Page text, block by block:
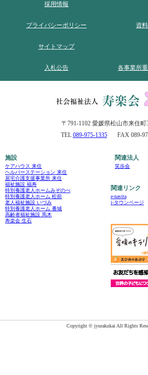
採用情報
プライバシーポリシー 資
サイトマップ
入札公告 各事業所
〒791-1102 愛媛県松山市来住町
TEL 089-975-1335 FAX 089-
施設
ケアハウス 来住
ヘルパーステーション 来住
居宅介護支援事業所 来住
福祉施設 福寿
特別養護老人ホームみぞのべ
特別養護老人ホーム 松前
老人福祉施設 いづみ
特別養護老人ホーム 番城
高齢者福祉施設 馬木
寿楽会 生石
関連法人
笑歩会
関連リンク
e-navita
i-タウンページ
Copyright © jyurakukai All Rights